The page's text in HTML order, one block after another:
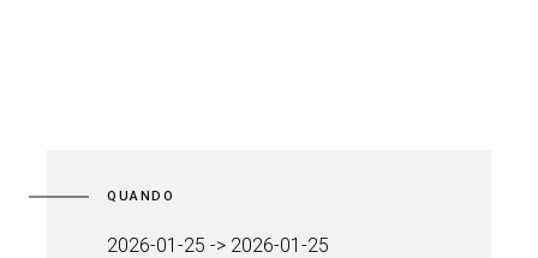
QUANDO
2026-01-25 -> 2026-01-25